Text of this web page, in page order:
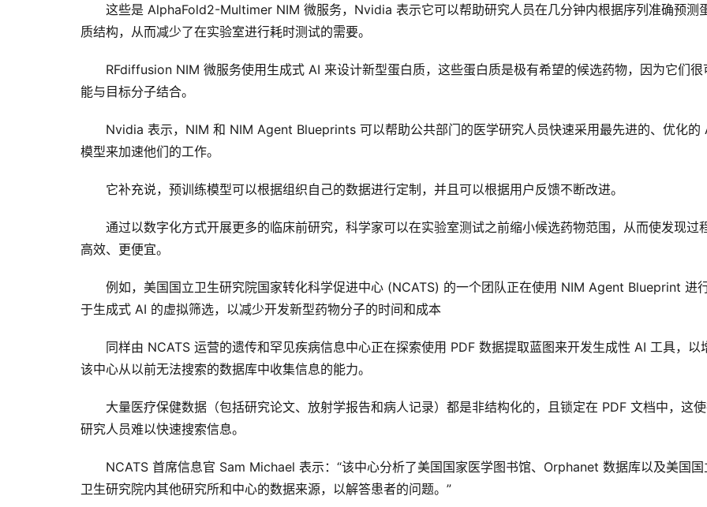
这些是 AlphaFold2-Multimer NIM 微服务，Nvidia 表示它可以帮助研究人员在几分钟内根据序列准确预测
质结构，从而减少了在实验室进行耗时测试的需要。
RFdiffusion NIM 微服务使用生成式 AI 来设计新型蛋白质，这些蛋白质是极有希望的候选药物，因为它们很
能与目标分子结合。
Nvidia 表示，NIM 和 NIM Agent Blueprints 可以帮助公共部门的医学研究人员快速采用最先进的、优化的
模型来加速他们的工作。
它补充说，预训练模型可以根据组织自己的数据进行定制，并且可以根据用户反馈不断改进。
通过以数字化方式开展更多的临床前研究，科学家可以在实验室测试之前缩小候选药物范围，从而使发现过
高效、更便宜。
例如，美国国立卫生研究院国家转化科学促进中心 (NCATS) 的一个团队正在使用 NIM Agent Blueprint 进
于生成式 AI 的虚拟筛选，以减少开发新型药物分子的时间和成本
同样由 ​​NCATS 运营的遗传和罕见疾病信息中心正在探索使用 PDF 数据提取蓝图来开发生成性 AI 工具，以
该中心从以前无法搜索的数据库中收集信息的能力。
大量医疗保健数据（包括研究论文、放射学报告和病人记录）都是非结构化的，且锁定在 PDF 文档中，这
研究人员难以快速搜索信息。
NCATS 首席信息官 Sam Michael 表示：“该中心分析了美国国家医学图书馆、Orphanet 数据库以及美国国
卫生研究院内其他研究所和中心的数据来源，以解答患者的问题。”